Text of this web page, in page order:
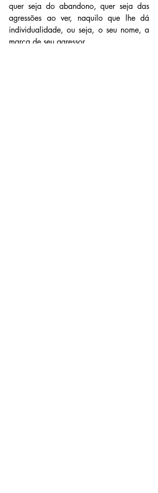
quer seja do abandono, quer seja das
agressões ao ver, naquilo que lhe dá
individualidade, ou seja, o seu nome, a
marca de seu agressor.